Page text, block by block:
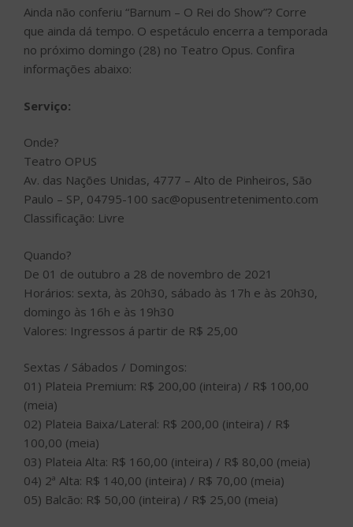
Ainda não conferiu “Barnum – O Rei do Show”? Corre
que ainda dá tempo. O espetáculo encerra a temporada
no próximo domingo (28) no Teatro Opus. Confira
informações abaixo:
Serviço:
Onde?
Teatro OPUS
Av. das Nações Unidas, 4777 – Alto de Pinheiros, São
Paulo – SP, 04795-100 sac@opusentretenimento.com
Classificação: Livre
Quando?
De 01 de outubro a 28 de novembro de 2021
Horários: sexta, às 20h30, sábado às 17h e às 20h30,
domingo às 16h e às 19h30
Valores: Ingressos á partir de R$ 25,00
Sextas / Sábados / Domingos:
01) Plateia Premium: R$ 200,00 (inteira) / R$ 100,00
(meia)
02) Plateia Baixa/Lateral: R$ 200,00 (inteira) / R$
100,00 (meia)
03) Plateia Alta: R$ 160,00 (inteira) / R$ 80,00 (meia)
04) 2ª Alta: R$ 140,00 (inteira) / R$ 70,00 (meia)
05) Balcão: R$ 50,00 (inteira) / R$ 25,00 (meia)